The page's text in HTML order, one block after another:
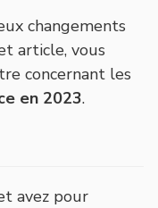
changements
article, vous
concernant les
en 2023.
avez pour